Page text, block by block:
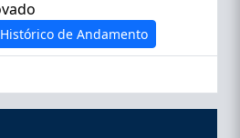
de Andamento